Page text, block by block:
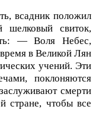
всадник положил
шелковый свиток,
— Воля Небес,
в Великой Лян
учений. Эти
поклоняются
смерти
стране, чтобы все